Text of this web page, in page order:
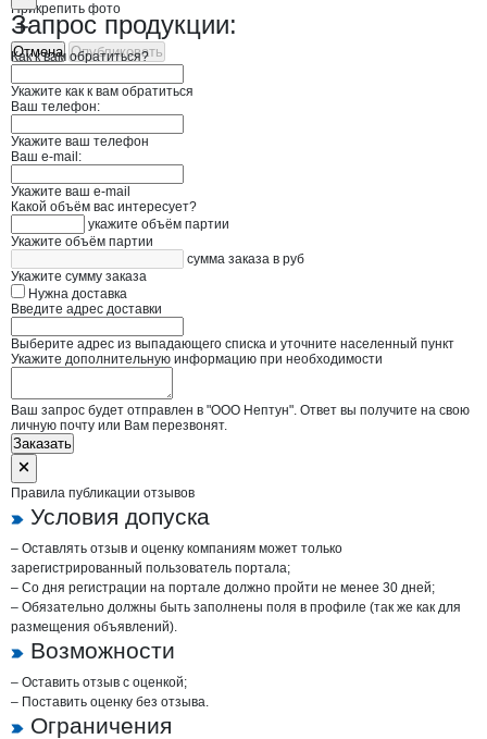
Прикрепить фото
Отмена Опубликовать
Запрос продукции:
Как к вам обратиться?
Укажите как к вам обратиться
Ваш телефон:
Укажите ваш телефон
Ваш e-mail:
Укажите ваш e-mail
Какой объём вас интересует?
укажите объём партии
Укажите объём партии
сумма заказа в руб
Укажите сумму заказа
Нужна доставка
Введите адрес доставки
Выберите адрес из выпадающего списка и уточните населенный пункт
Укажите дополнительную информацию при необходимости
Ваш запрос будет отправлен в "ООО Нептун". Ответ вы получите на свою
личную почту или Вам перезвонят.
Заказать
Правила публикации отзывов
Условия допуска
– Оставлять отзыв и оценку компаниям может только
зарегистрированный пользователь портала;
– Со дня регистрации на портале должно пройти не менее 30 дней;
– Обязательно должны быть заполнены поля в профиле (так же как для
размещения объявлений).
Возможности
– Оставить отзыв с оценкой;
– Поставить оценку без отзыва.
Ограничения